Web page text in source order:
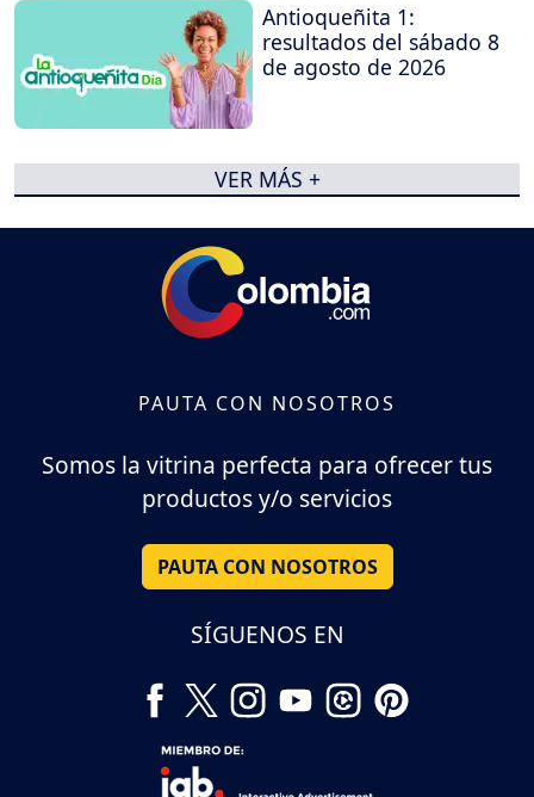
Antioqueñita 1:
resultados del sábado 8
de agosto de 2026
VER MÁS +
PAUTA CON NOSOTROS
Somos la vitrina perfecta para ofrecer tus
productos y/o servicios
PAUTA CON NOSOTROS
SÍGUENOS EN